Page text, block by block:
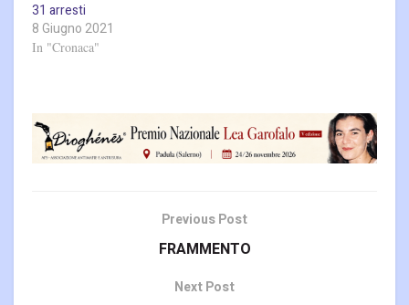
31 arresti
8 Giugno 2021
In "Cronaca"
Previous Post
FRAMMENTO
Next Post